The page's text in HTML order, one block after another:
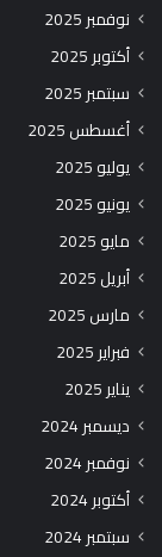
نوفمبر 2025
أكتوبر 2025
سبتمبر 2025
أغسطس 2025
يوليو 2025
يونيو 2025
مايو 2025
أبريل 2025
مارس 2025
فبراير 2025
يناير 2025
ديسمبر 2024
نوفمبر 2024
أكتوبر 2024
سبتمبر 2024